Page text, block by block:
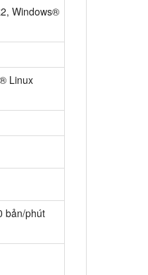
Windows®
Linux
bản/phút